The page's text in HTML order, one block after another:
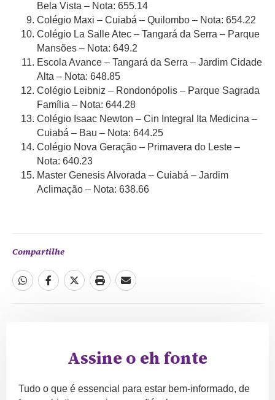
Bela Vista – Nota: 655.14
Colégio Maxi – Cuiabá – Quilombo – Nota: 654.22
Colégio La Salle Atec – Tangará da Serra – Parque
Mansões – Nota: 649.2
Escola Avance – Tangará da Serra – Jardim Cidade
Alta – Nota: 648.85
Colégio Leibniz – Rondonópolis – Parque Sagrada
Família – Nota: 644.28
Colégio Isaac Newton – Cin Integral Ita Medicina –
Cuiabá – Bau – Nota: 644.25
Colégio Nova Geração – Primavera do Leste –
Nota: 640.23
Master Genesis Alvorada – Cuiabá – Jardim
Aclimação – Nota: 638.66
Compartilhe
Assine o eh fonte
Tudo o que é essencial para estar bem-informado, de